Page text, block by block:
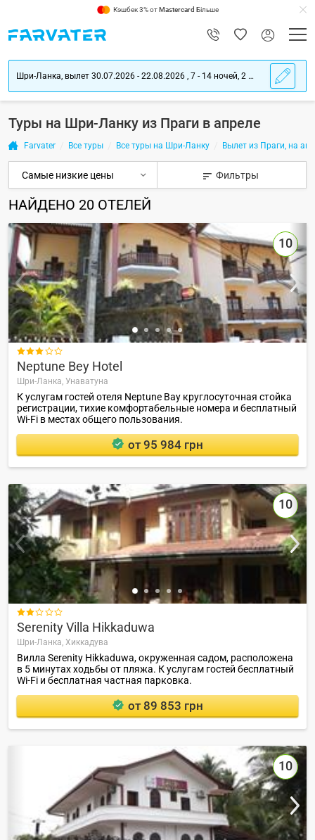
Кэшбек 3% отMastercard Більше
Шри-Ланка, вылет 30.07.2026 - 22.08.2026 , 7 - 14 ночей, 2 взрослых
Туры на Шри-Ланку из Праги в апреле
Farvater Все туры Все туры на Шри-Ланку Вылет из Праги, на
Фильтры
НАЙДЕНО 20 ОТЕЛЕЙ
10

Neptune Bey Hotel
Шри-Ланка, Унаватуна
К услугам гостей отеля Neptune Bay круглосуточная стойка
регистрации, тихие комфортабельные номера и бесплатный
Wi-Fi в местах общего пользования.
от 95 984 грн
10

Serenity Villa Hikkaduwa
Шри-Ланка, Хиккадува
Вилла Serenity Hikkaduwa, окруженная садом, расположена
в 5 минутах ходьбы от пляжа. К услугам гостей бесплатный
Wi-Fi и бесплатная частная парковка.
от 89 853 грн
10